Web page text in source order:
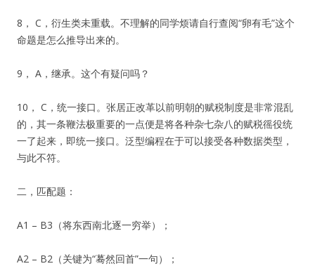
8， C，衍生类未重载。不理解的同学烦请自行查阅“卵有毛”这个
命题是怎么推导出来的。
9， A，继承。这个有疑问吗？
10， C，统一接口。张居正改革以前明朝的赋税制度是非常混乱
的，其一条鞭法极重要的一点便是将各种杂七杂八的赋税徭役统
一了起来，即统一接口。泛型编程在于可以接受各种数据类型，
与此不符。
二，匹配题：
A1 – B3（将东西南北逐一穷举）；
A2 – B2（关键为“蓦然回首”一句）；